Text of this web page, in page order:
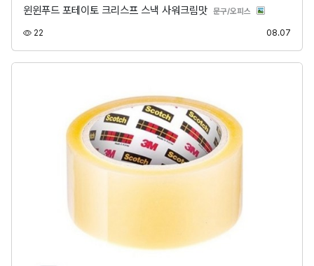
윈윈푸드 포테이토 크리스프 스낵 사워크림맛 문구/오피스 분류
22 08.07